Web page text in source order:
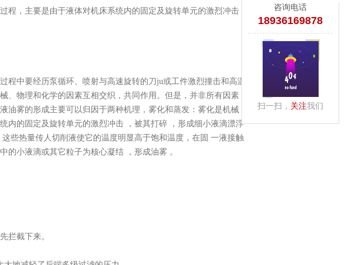
，主要是由于液体对机床系统内的固定及旋转单元的激烈冲击
中要经历泵循环、喷射与高速旋转的刀ju或工件激烈撞击和高温
、物理和化学的因素互相交织，共同作用。但是，并非所有因素
油雾的形成主要可以归因于两种机理，雾化和蒸发：雾化是机械
内的固定及旋转单元的激烈冲击 ，被其打碎 ，形成细小液滴漂浮
些热量传人切削液使它的温度明显高于饱和温度，在固 一液接触
的小液滴或其它粒子为核心凝结 ，形成油雾 。
拦截下来。
咨询电话
18936169878
扫一扫， 关注我们